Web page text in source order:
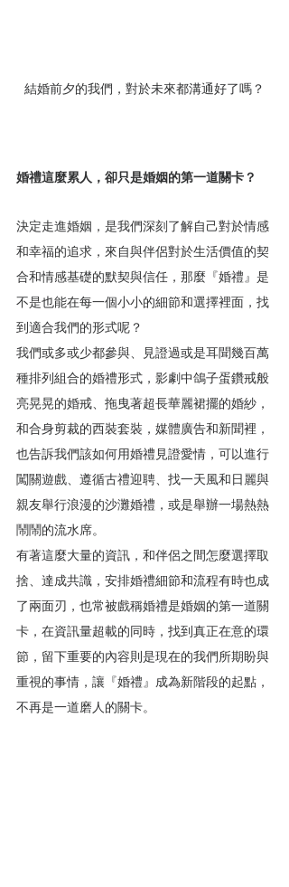
結婚前夕的我們，對於未來都溝通好了嗎？
婚禮這麼累人，卻只是婚姻的第一道關卡？
決定走進婚姻，是我們深刻了解自己對於情感
和幸福的追求，來自與伴侶對於生活價值的契
合和情感基礎的默契與信任，那麼『婚禮』是
不是也能在每一個小小的細節和選擇裡面，找
到適合我們的形式呢？
我們或多或少都參與、見證過或是耳聞幾百萬
種排列組合的婚禮形式，影劇中鴿子蛋鑽戒般
亮晃晃的婚戒、拖曳著超長華麗裙擺的婚紗，
和合身剪裁的西裝套裝，媒體廣告和新聞裡，
也告訴我們該如何用婚禮見證愛情，可以進行
闖關遊戲、遵循古禮迎聘、找一天風和日麗與
親友舉行浪漫的沙灘婚禮，或是舉辦一場熱熱
鬧鬧的流水席。
有著這麼大量的資訊，和伴侶之間怎麼選擇取
捨、達成共識，安排婚禮細節和流程有時也成
了兩面刃，也常被戲稱婚禮是婚姻的第一道關
卡，在資訊量超載的同時，找到真正在意的環
節，留下重要的內容則是現在的我們所期盼與
重視的事情，讓『婚禮』成為新階段的起點，
不再是一道磨人的關卡。